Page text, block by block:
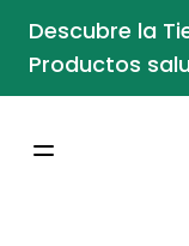
Descubre la
Productos